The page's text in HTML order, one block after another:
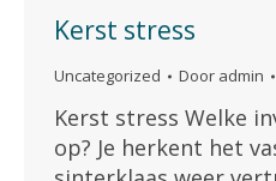
Kerst stress
Uncategorized Door admin
Kerst stress Welke
op? Je herkent het